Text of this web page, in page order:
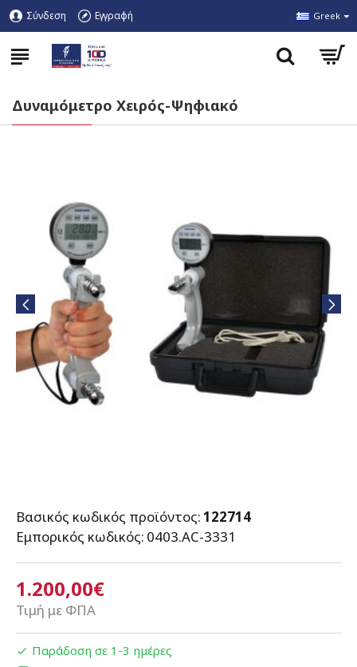
Σύνδεση Εγγραφή Greek
Δυναμόμετρο Χειρός-Ψηφιακό
1.200,00€
Τιμή με ΦΠΑ
Βασικός κωδικός προϊόντος:122714
Εμπορικός κωδικός: 0403.AC-3331
Παράδοση σε 1-3 ημέρες